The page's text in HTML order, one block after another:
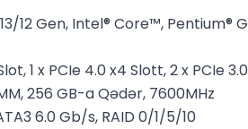
12 Gen, Intel® Core™, Pentium®
1 x PCIe 4.0 x4 Slott, 2 x PCIe
256 GB-a Qədər, 7600MHz
6.0 Gb/s, RAID 0/1/5/10